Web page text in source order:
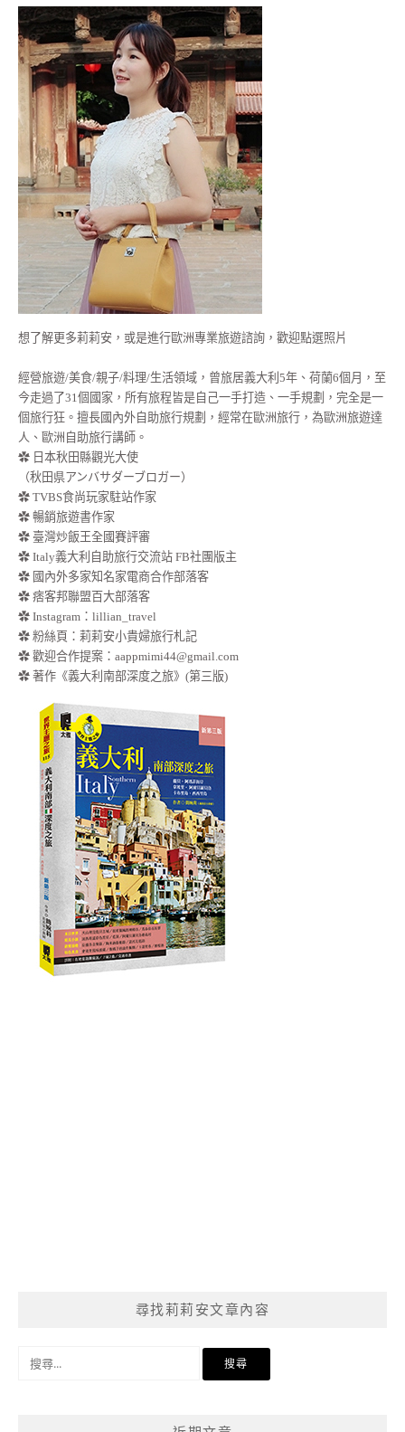
想了解更多莉莉安，或是進行歐洲專業旅遊諮詢，歡迎點選照片
經營旅遊/美食/親子/料理/生活領域，曾旅居義大利5年、荷蘭6個月，至
今走過了31個國家，所有旅程皆是自己一手打造、一手規劃，完全是一
個旅行狂。擅長國內外自助旅行規劃，經常在歐洲旅行，為歐洲旅遊達
人、歐洲自助旅行講師。
✿ 日本秋田縣觀光大使
（秋田県アンバサダーブロガー）
✿ TVBS食尚玩家駐站作家
✿ 暢銷旅遊書作家
✿ 臺灣炒飯王全國賽評審
✿ Italy義大利自助旅行交流站 FB社團版主
✿ 國內外多家知名家電商合作部落客
✿ 痞客邦聯盟百大部落客
✿ Instagram：lillian_travel
✿ 粉絲頁：莉莉安小貴婦旅行札記
✿ 歡迎合作提案： aappmimi44@gmail.com
✿ 著作《義大利南部深度之旅》(第三版)
尋找莉莉安文章內容